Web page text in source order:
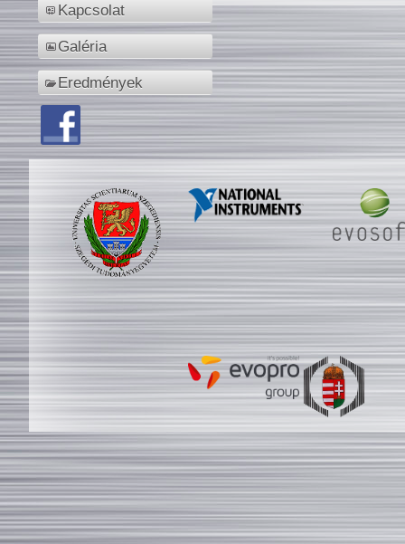
Kapcsolat
Galéria
Eredmények